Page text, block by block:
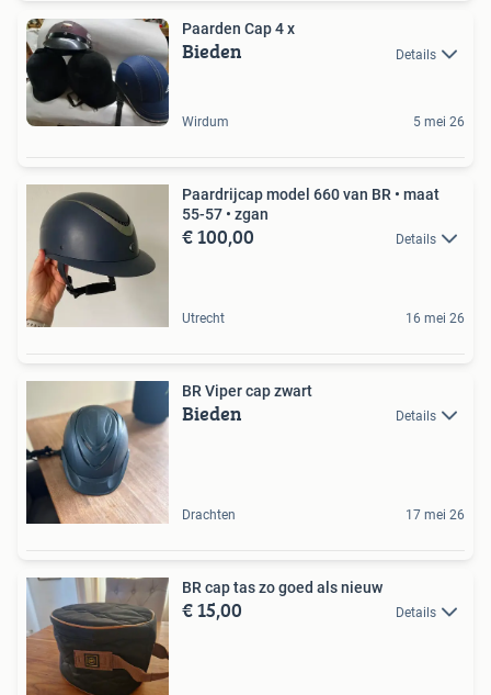
Paarden Cap 4 x
Bieden Details
Wirdum 5 mei 26
Paardrijcap model 660 van BR • maat
55-57 • zgan
€ 100,00 Details
Utrecht 16 mei 26
BR Viper cap zwart
Bieden Details
Drachten 17 mei 26
BR cap tas zo goed als nieuw
€ 15,00 Details